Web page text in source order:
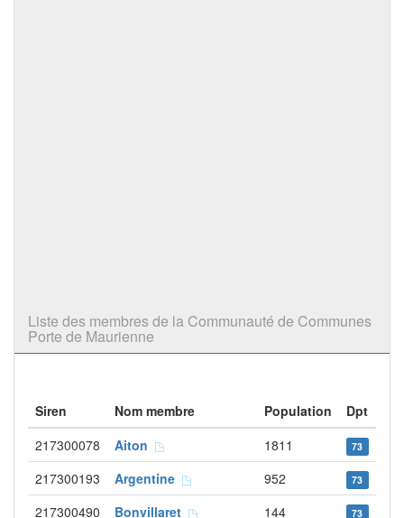
Liste des membres de la Communauté de Communes
Porte de Maurienne
Siren Nom membre Population
Dpt
217300078
Aiton 1811 73
217300193 Argentine 952 73
217300490 Bonvillaret 144 73